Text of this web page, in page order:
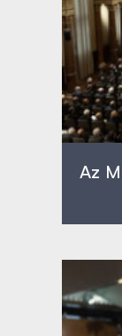
Az